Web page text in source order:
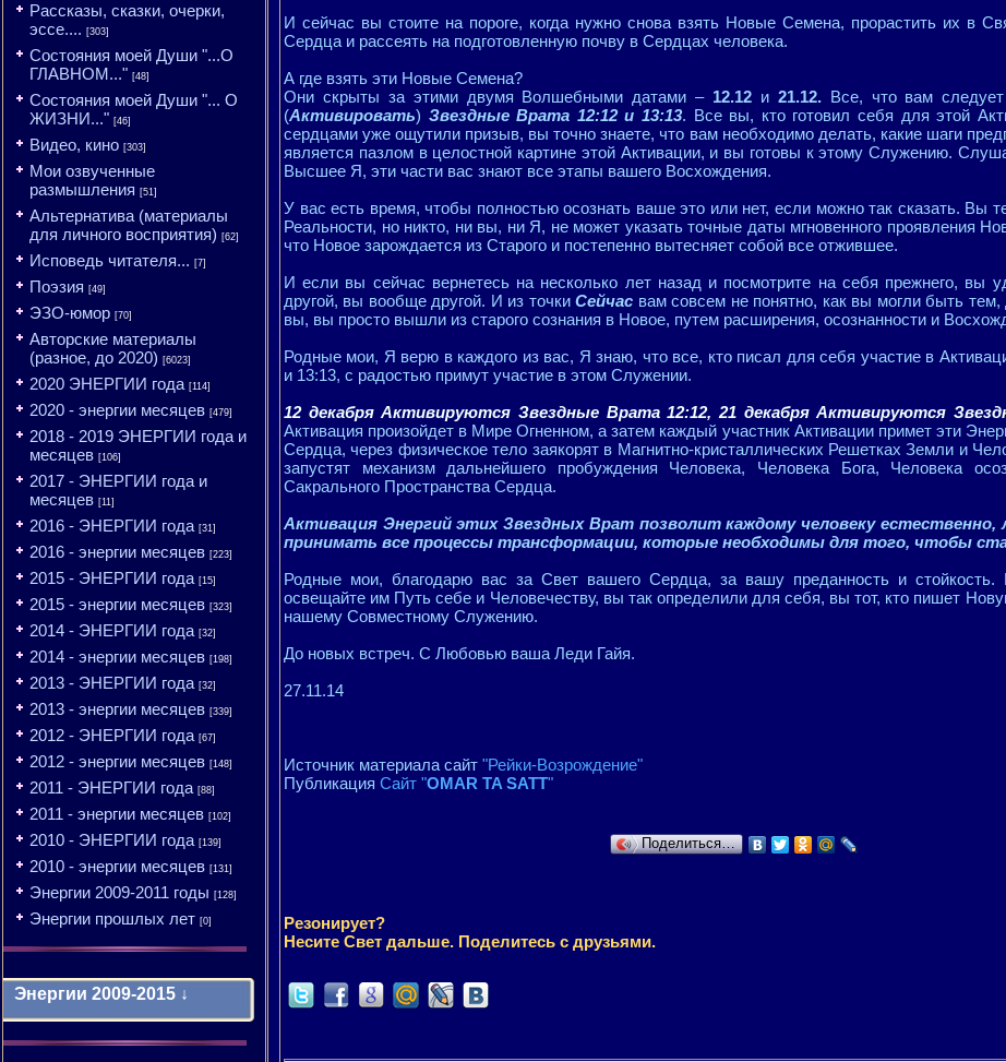
Рассказы, сказки, очерки,
эссе.... [303]
Состояния моей Души "...О
ГЛАВНОМ..." [48]
Состояния моей Души "... О
ЖИЗНИ..." [46]
Видео, кино [303]
Мои озвученные
размышления [51]
Альтернатива (материалы
для личного восприятия) [62]
Исповедь читателя... [7]
Поэзия [49]
ЭЗО-юмор [70]
Авторские материалы
(разное, до 2020) [6023]
2020 ЭНЕРГИИ года [114]
2020 - энергии месяцев [479]
2018 - 2019 ЭНЕРГИИ года и
месяцев [106]
2017 - ЭНЕРГИИ года и
месяцев [11]
2016 - ЭНЕРГИИ года [31]
2016 - энергии месяцев [223]
2015 - ЭНЕРГИИ года [15]
2015 - энергии месяцев [323]
2014 - ЭНЕРГИИ года [32]
2014 - энергии месяцев [198]
2013 - ЭНЕРГИИ года [32]
2013 - энергии месяцев [339]
2012 - ЭНЕРГИИ года [67]
2012 - энергии месяцев [148]
2011 - ЭНЕРГИИ года [88]
2011 - энергии месяцев [102]
2010 - ЭНЕРГИИ года [139]
2010 - энергии месяцев [131]
Энергии 2009-2011 годы [128]
Энергии прошлых лет [0]
Энергии 2009-2015 ↓
И сейчас вы стоите на пороге, когда нужно снова взять Новые Семена, прорастить их в
Сердца и рассеять на подготовленную почву в Сердцах человека.
А где взять эти Новые Семена?
Они скрыты за этими двумя Волшебными датами – 12.12 и 21.12.Все, что вам следует
(Активировать) Звездные Врата 12:12 и 13:13. Все вы, кто готовил себя для этой
сердцами уже ощутили призыв, вы точно знаете, что вам необходимо делать, какие шаги
является пазлом в целостной картине этой Активации, и вы готовы к этому Служению.
Высшее Я, эти части вас знают все этапы вашего Восхождения.
У вас есть время, чтобы полностью осознать ваше это или нет, если можно так сказать. Вы
Реальности, но никто, ни вы, ни Я, не может указать точные даты мгновенного проявления
что Новое зарождается из Старого и постепенно вытесняет собой все отжившее.
И если вы сейчас вернетесь на несколько лет назад и посмотрите на себя прежнего, вы
другой, вы вообще другой. И из точкиСейчас вам совсем не понятно, как вы могли быть
вы, вы просто вышли из старого сознания в Новое, путем расширения, осознанности и
Родные мои, Я верю в каждого из вас, Я знаю, что все, кто писал для себя участие в
и 13:13, с радостью примут участие в этом Служении.
12 декабря Активируются Звездные Врата 12:12, 21 декабря Активируются
Активация произойдет в Мире Огненном, а затем каждый участник Активации примет эти
Сердца, через физическое тело заякорят в Магнитно-кристаллических Решетках Земли и
запустят механизм дальнейшего пробуждения Человека, Человека Бога, Человека
Сакрального Пространства Сердца.
Активация Энергий этих Звездных Врат позволит каждому человеку естественно,
принимать все процессы трансформации, которые необходимы для того, чтобы
Родные мои, благодарю вас за Свет вашего Сердца, за вашу преданность и стойкость.
освещайте им Путь себе и Человечеству, вы так определили для себя, вы тот, кто пишет
нашему Совместному Служению.
До новых встреч. С Любовью ваша Леди Гайя.
27.11.14
Источник материала сайт "Рейки-Возрождение"
Публикация Сайт "OMAR TA SATT"
Поделиться…
Резонирует?
Несите Свет дальше. Поделитесь с друзьями.